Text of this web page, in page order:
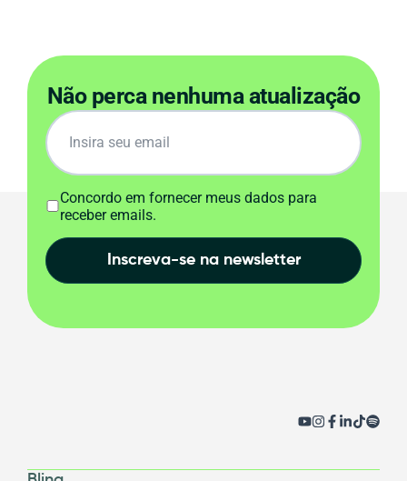
Não perca nenhuma atualização
Concordo em fornecer meus dados para
receber emails.
Inscreva-se na newsletter